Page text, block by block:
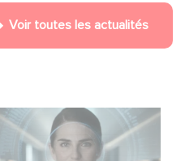
Voir toutes les actualités
La nouvelle
production Gaumont